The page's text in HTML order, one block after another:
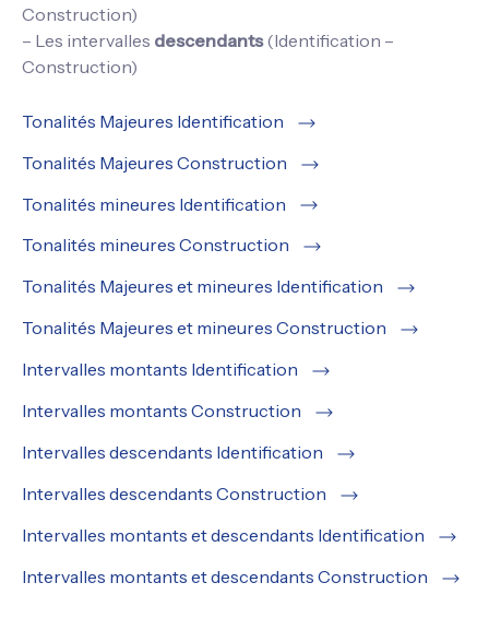
Construction)
– Les intervalles descendants(Identification –
Construction)
Tonalités Majeures Identification
Tonalités Majeures Construction
Tonalités mineures Identification
Tonalités mineures Construction
Tonalités Majeures et mineures Identification
Tonalités Majeures et mineures Construction
Intervalles montants Identification
Intervalles montants Construction
Intervalles descendants Identification
Intervalles descendants Construction
Intervalles montants et descendants Identification
Intervalles montants et descendants Construction